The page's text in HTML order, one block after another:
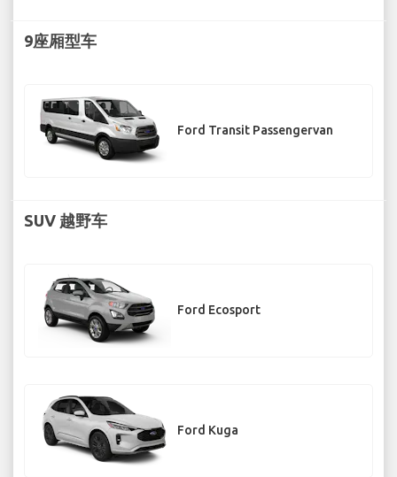
9座厢型车
Ford Transit Passengervan
SUV 越野车
Ford Ecosport
Ford Kuga